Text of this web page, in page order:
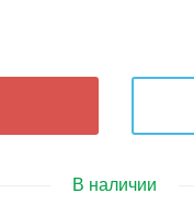
В наличии